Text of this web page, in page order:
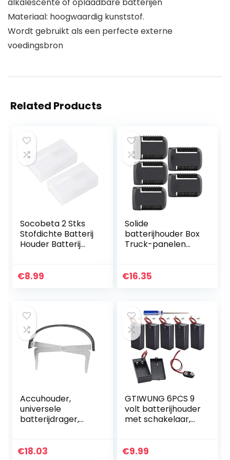
alkalescente of oplaadbare batterijen
Materiaal: hoogwaardig kunststof.
Wordt gebruikt als een perfecte externe
voedingsbron
Related Products
Socobeta 2 Stks
Stofdichte Batterij
Houder Batterij
Voor 2 *
€8.99
Solide
batterijhouder Box
Truck-panelen
€16.35
Accuhouder,
universele
batterijdrager,
Sure Grip
€18.03
GTIWUNG 6PCS 9
volt batterijhouder
met schakelaar,
6PCS 9V
€9.99